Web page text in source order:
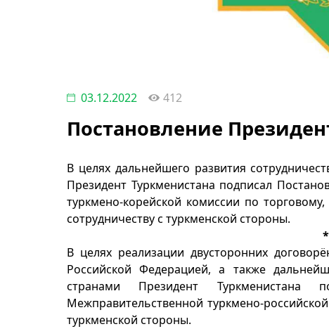
03.12.2022 412
Постановление
В целях дальнейшего развития
Президент Туркменистана подписал
туркмено-корейской комиссии по
сотрудничеству с туркменской стороны.
В целях реализации двусторонних
Российской Федерацией, а также
странами Президент Туркменистана
Межправительственной туркмено-
туркменской стороны.